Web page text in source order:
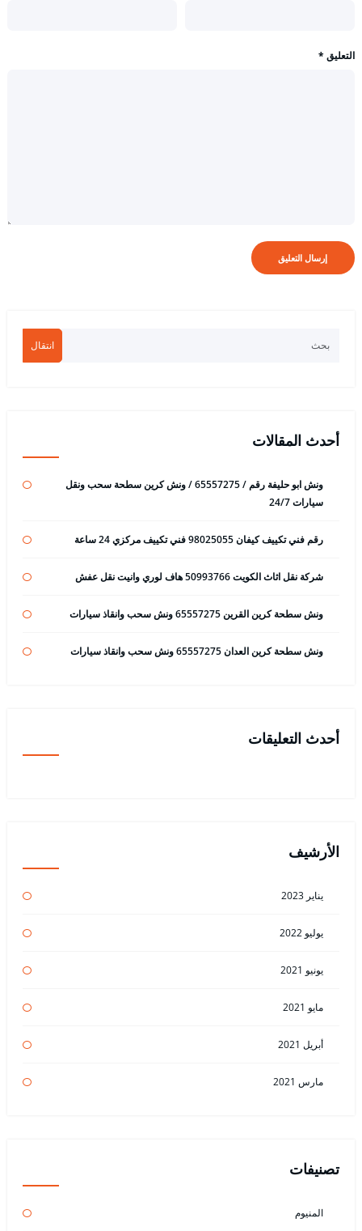
التعليق *
انتقال
أحدث المقالات
ونش ابو حليفة رقم / 65557275 / ونش كرين سطحة سحب ونقل
سيارات 24/7
رقم فني تكييف كيفان 98025055 فني تكييف مركزي 24 ساعة
شركة نقل اثاث الكويت 50993766 هاف لوري وانيت نقل عفش
ونش سطحة كرين القرين 65557275 ونش سحب وانقاذ سيارات
ونش سطحة كرين العدان 65557275 ونش سحب وانقاذ سيارات
أحدث التعليقات
الأرشيف
يناير 2023
يوليو 2022
يونيو 2021
مايو 2021
أبريل 2021
مارس 2021
تصنيفات
المنيوم